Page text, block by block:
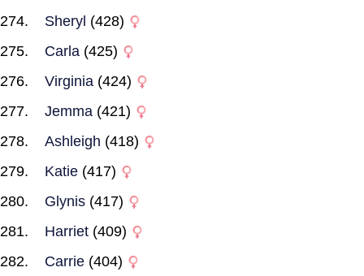
Sheryl (428)
Carla (425)
Virginia (424)
Jemma (421)
Ashleigh (418)
Katie (417)
Glynis (417)
Harriet (409)
Carrie (404)